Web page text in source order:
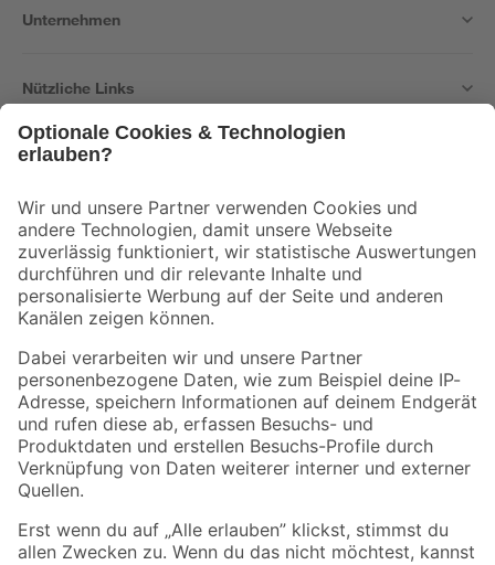
Unternehmen
Nützliche Links
Der toom Newsletter: Keine Angebote und Aktionen mehr verpassen!
Zur Newsletter Anmeldung
Folge uns
Zahlungsarten Versandarten
Sicher einkaufen